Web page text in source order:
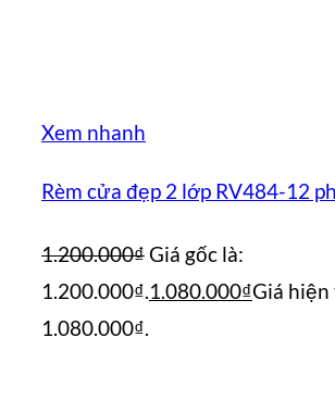
Xem nhanh
Rèm cửa đẹp 2 lớp RV484-12
1.200.000₫Giá gốc là:
1.200.000₫.1.080.000₫Giá hiện
1.080.000₫.